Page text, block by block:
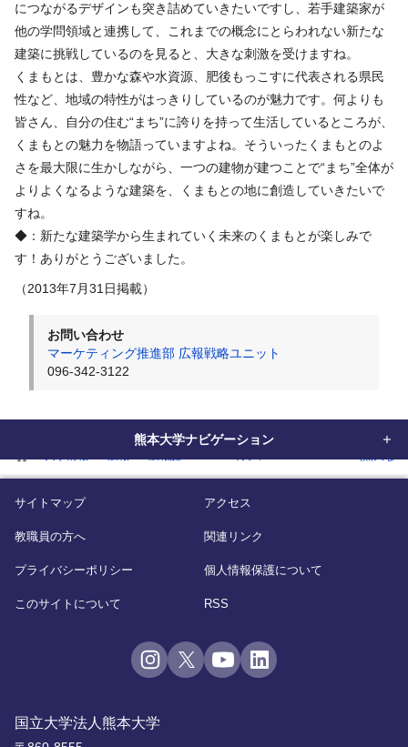
home
につながるデザインも突き詰めていきたいですし、若手建築家が
他の学問領域と連携して、これまでの概念にとらわれない新たな
建築に挑戦しているのを見ると、大きな刺激を受けますね。
くまもとは、豊かな森や水資源、肥後もっこすに代表される県民
性など、地域の特性がはっきりしているのが魅力です。何よりも
皆さん、自分の住む“まち”に誇りを持って生活しているところが、
くまもとの魅力を物語っていますよね。そういったくまもとのよ
さを最大限に生かしながら、一つの建物が建つことで“まち”全体が
よりよくなるような建築を、くまもとの地に創造していきたいで
すね。
◆：新たな建築学から生まれていく未来のくまもとが楽しみで
す！ありがとうございました。
（2013年7月31日掲載）
お問い合わせ
マーケティング推進部 広報戦略ユニット
096-342-3122
熊本大学ナビゲーション
国立大学法人熊本大学
サイトマップ アクセス
教職員の方へ 関連リンク
プライバシーポリシー 個人情報保護について
このサイトについて RSS